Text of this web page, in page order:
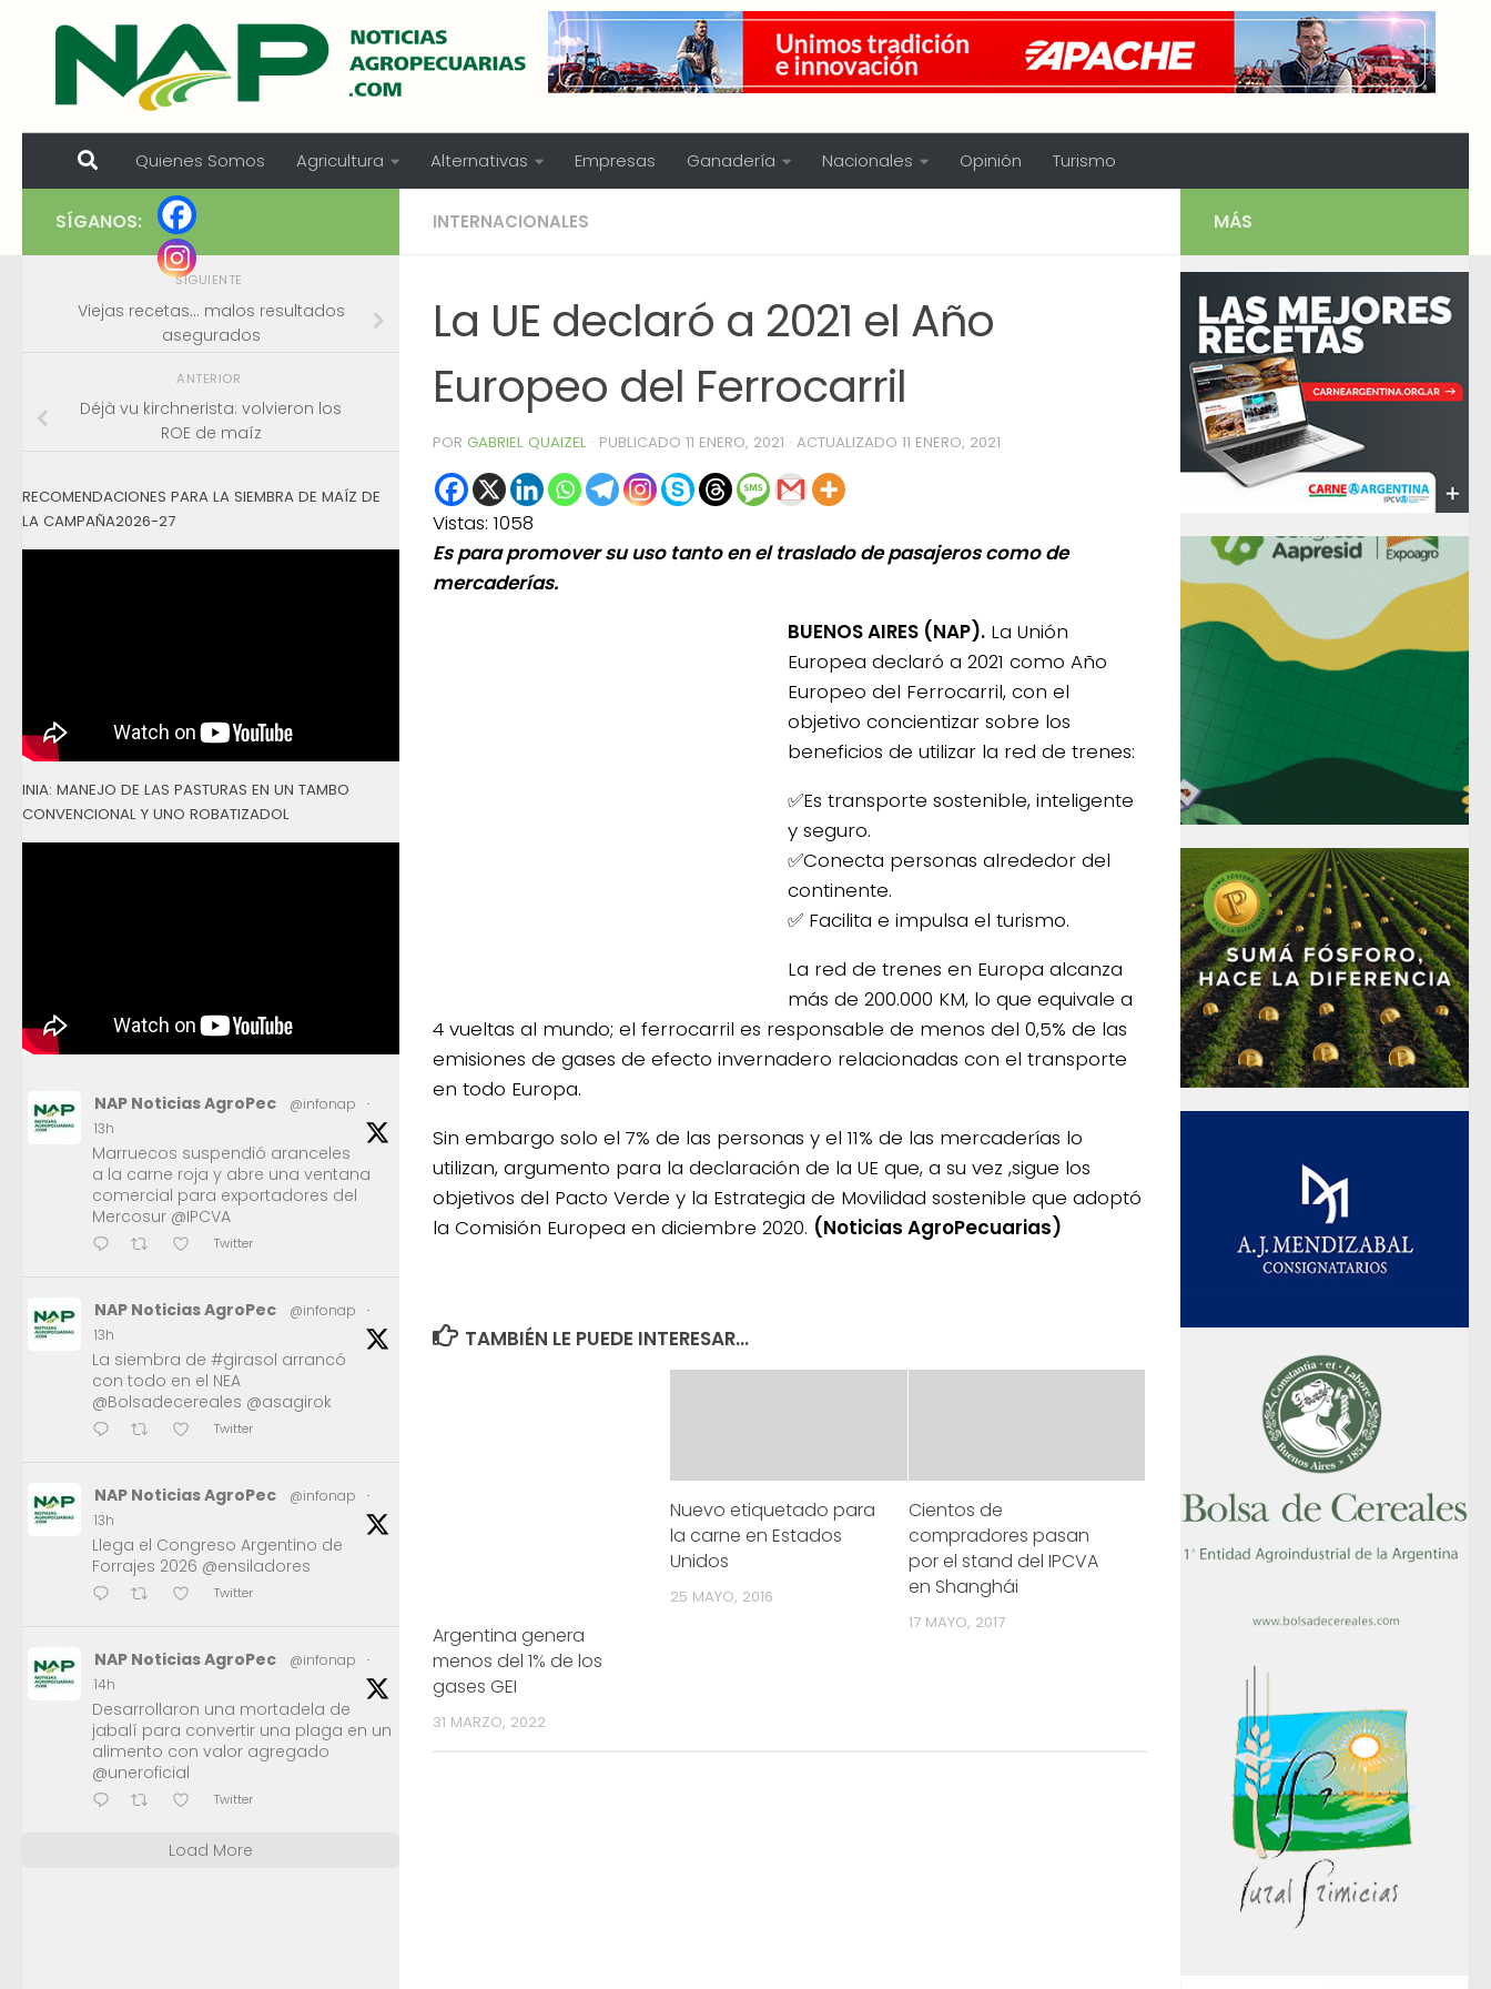
Skip to content
Quienes Somos Agricultura Alternativas Empresas Ganadería Nacionales Opinión Turismo
INTERNACIONALES
La UE declaró a 2021 el Año
Europeo del Ferrocarril
POR GABRIEL QUAIZEL · PUBLICADO 11 ENERO, 2021 · ACTUALIZADO 11 ENERO, 2021
Vistas: 1058
Es para promover su uso tanto en el traslado de pasajeros como de
mercaderías.
BUENOS AIRES (NAP). La Unión
Europea declaró a 2021 como Año
Europeo del Ferrocarril, con el
objetivo concientizar sobre los
beneficios de utilizar la red de trenes:
✅Es transporte sostenible, inteligente
y seguro.
✅Conecta personas alrededor del
continente.
✅ Facilita e impulsa el turismo.
La red de trenes en Europa alcanza
más de 200.000 KM, lo que equivale a
4 vueltas al mundo; el ferrocarril es responsable de menos del 0,5% de las
emisiones de gases de efecto invernadero relacionadas con el transporte
en todo Europa.
Sin embargo solo el 7% de las personas y el 11% de las mercaderías lo
utilizan, argumento para la declaración de la UE que, a su vez ,sigue los
objetivos del Pacto Verde y la Estrategia de Movilidad sostenible que adoptó
la Comisión Europea en diciembre 2020. (Noticias AgroPecuarias)
TAMBIÉN LE PUEDE INTERESAR...
Argentina genera
menos del 1% de los
gases GEI
31 MARZO, 2022
Nuevo etiquetado para
la carne en Estados
Unidos
25 MAYO, 2016
Cientos de
compradores pasan
por el stand del IPCVA
en Shanghái
17 MAYO, 2017
SÍGANOS:
SIGUIENTE
Viejas recetas… malos resultados
asegurados
ANTERIOR
Déjà vu kirchnerista: volvieron los
ROE de maíz
RECOMENDACIONES PARA LA SIEMBRA DE MAÍZ DE
LA CAMPAÑA2026-27
INIA: MANEJO DE LAS PASTURAS EN UN TAMBO
CONVENCIONAL Y UNO ROBATIZADOL
NAP Noticias AgroPec @infonap
·
13h
Marruecos suspendió aranceles
a la carne roja y abre una ventana
comercial para exportadores del
Mercosur @IPCVA
Twitter
NAP Noticias AgroPec @infonap
·
13h
La siembra de #girasol arrancó
con todo en el NEA
@Bolsadecereales @asagirok
Twitter
NAP Noticias AgroPec @infonap
·
13h
Llega el Congreso Argentino de
Forrajes 2026 @ensiladores
Twitter
NAP Noticias AgroPec @infonap
·
14h
Desarrollaron una mortadela de
jabalí para convertir una plaga en un
alimento con valor agregado
@uneroficial
Twitter
Load More
MÁS